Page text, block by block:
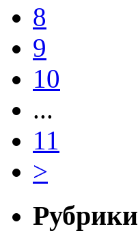
8
9
10
...
11
>
Рубрики